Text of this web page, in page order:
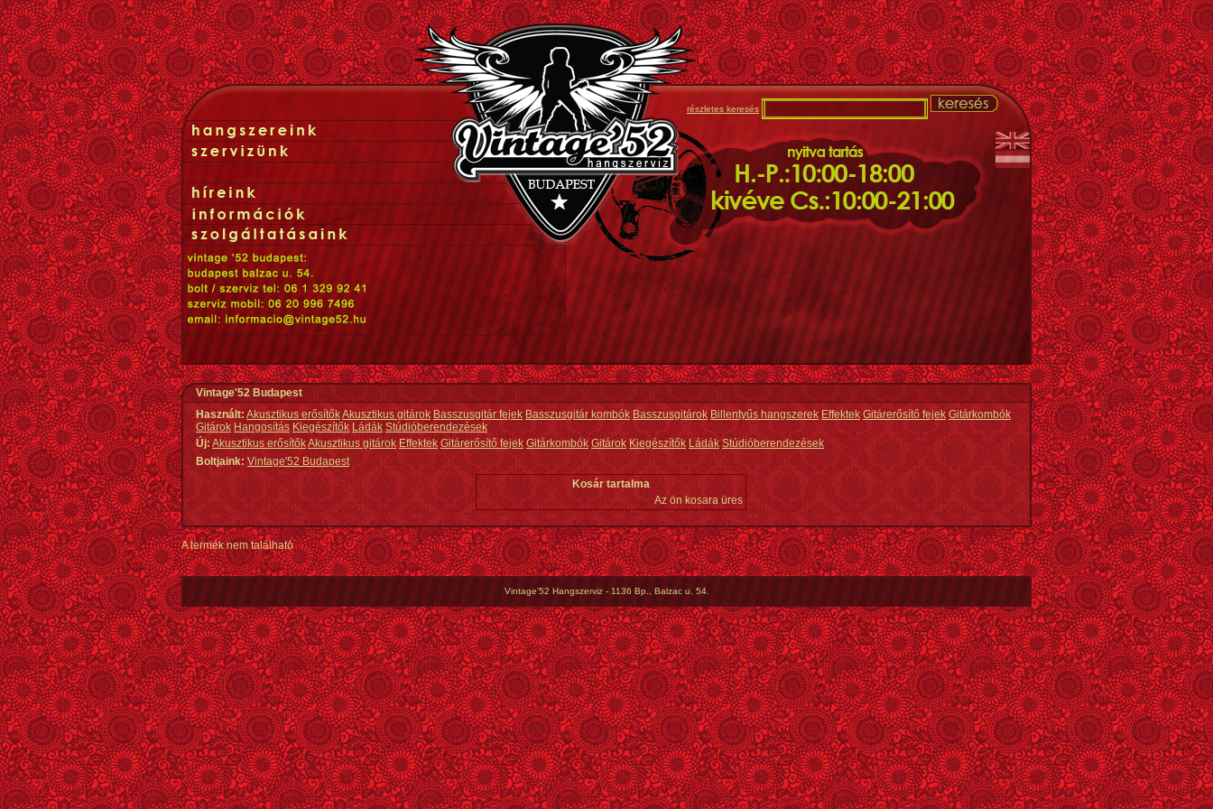
részletes keresés
Vintage'52 Budapest
Használt: Akusztikus erősítőkAkusztikus gitárok Basszusgitár fejek Basszusgitár kombók Basszusgitárok Billentyűs hangszerek Effektek Gitárerősítő fejek Gitárkombók
Gitárok Hangosítás Kiegészítők Ládák Stúdióberendezések
Új:Akusztikus erősítőkAkusztikus gitárok Effektek Gitárerősítő fejek Gitárkombók Gitárok Kiegészítők Ládák Stúdióberendezések
Boltjaink: Vintage'52 Budapest
Kosár tartalma
Az ön kosara üres
A termék nem található
Vintage'52 Hangszerviz - 1136 Bp., Balzac u. 54.